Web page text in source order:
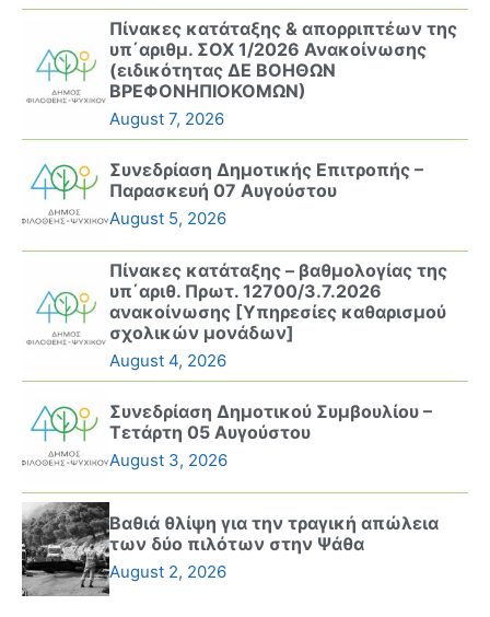
Πίνακες κατάταξης & απορριπτέων της
υπ΄αριθμ. ΣΟΧ 1/2026 Ανακοίνωσης
(ειδικότητας ΔΕ ΒΟΗΘΩΝ
ΒΡΕΦΟΝΗΠΙΟΚΟΜΩΝ)
August 7, 2026
Συνεδρίαση Δημοτικής Επιτροπής –
Παρασκευή 07 Αυγούστου
August 5, 2026
Πίνακες κατάταξης – βαθμολογίας της
υπ΄αριθ. Πρωτ. 12700/3.7.2026
ανακοίνωσης [Υπηρεσίες καθαρισμού
σχολικών μονάδων]
August 4, 2026
Συνεδρίαση Δημοτικού Συμβουλίου –
Τετάρτη 05 Αυγούστου
August 3, 2026
Βαθιά θλίψη για την τραγική απώλεια
των δύο πιλότων στην Ψάθα
August 2, 2026